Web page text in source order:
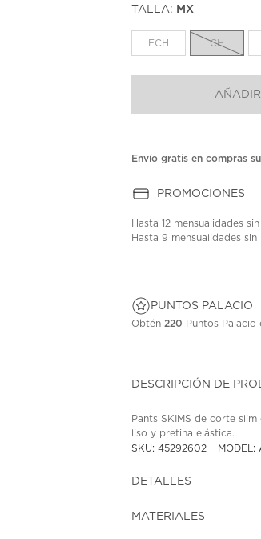
TALLA: MX
ECH CH
Envío gratis en compras
PROMOCIONES
Hasta12 mensualidades
Hasta9 mensualidades sin
PUNTOS PALACIO
Obtén 220 Puntos Palacio
DESCRIPCIÓN DE
Pants SKIMS de corte
liso y pretina elástica.
SKU: 45292602
MODEL:
DETALLES
MATERIALES